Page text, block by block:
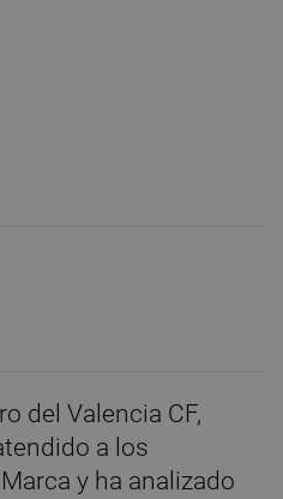
del Valencia CF,
a los
y ha analizado